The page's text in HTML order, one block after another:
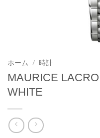
ホーム / 時計
MAURICE
WHITE